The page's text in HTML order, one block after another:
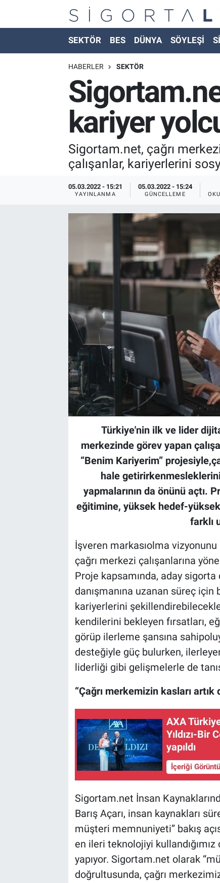
SEKTÖR BES DÜNYA SÖYLEŞİ
HABERLER SEKTÖR
kariyer
Sigortam.net, çağrı
çalışanlar, kariyerlerini
05.03.2022 - 15:21
YAYINLANMA
05.03.2022 - 15:24
GÜNCELLEME
Türkiye'nin ilk ve lider
merkezinde görev yapan
“Benim Kariyerim”
hale
yapmalarının da önünü açtı.
eğitimine, yüksek hedef-
farklı
İşveren markasıolma
çağrı merkezi çalışanlarına
Proje kapsamında, aday
danışmanına uzanan süreç
kariyerlerini
kendilerini bekleyen fırsatları,
görüp ilerleme şansına
desteğiyle güç bulurken,
liderliği gibi gelişmelerle de
“Çağrı merkemizin kasları artık
AXA
Yıldızı-Bir
yapıldı
İçeriği
Sigortam.net İnsan
Barış Açarı, insan kaynakları
müşteri memnuniyeti” bakış
en ileri teknolojiyi
yapıyor. Sigortam.net olarak
doğrultusunda, çağrı
Nöbetçi Eczaneler
Hava Durumu
Namaz Vakitleri
Trafik Durumu
Süper Lig Puan Durumu ve Fikstür
Tüm Manşetler
Son Dakika Haberleri